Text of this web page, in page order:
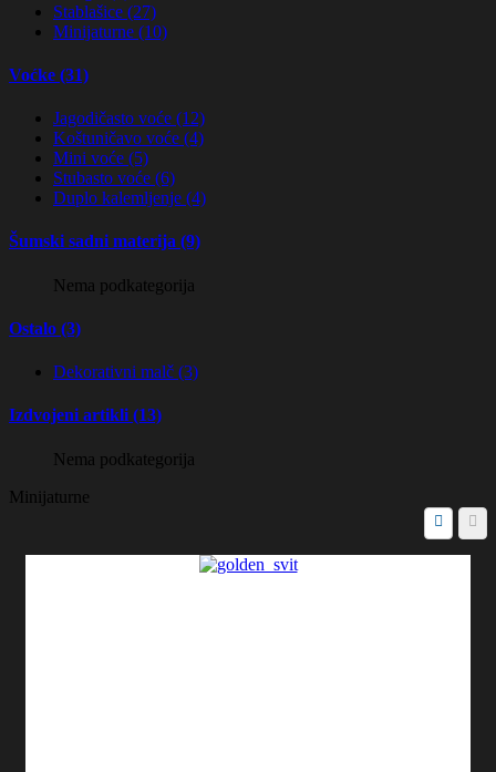
Stablašice (27)
Minijaturne (10)
Voćke (31)
Jagodičasto voće (12)
Koštuničavo voće (4)
Mini voće (5)
Stubasto voće (6)
Duplo kalemljenje (4)
Šumski sadni materija (9)
Nema podkategorija
Ostalo (3)
Dekorativni malč (3)
Izdvojeni artikli (13)
Nema podkategorija
Minijaturne